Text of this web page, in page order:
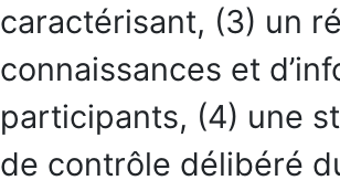
caractérisant, (3) un
connaissances et
participants, (4) une
de contrôle délibéré